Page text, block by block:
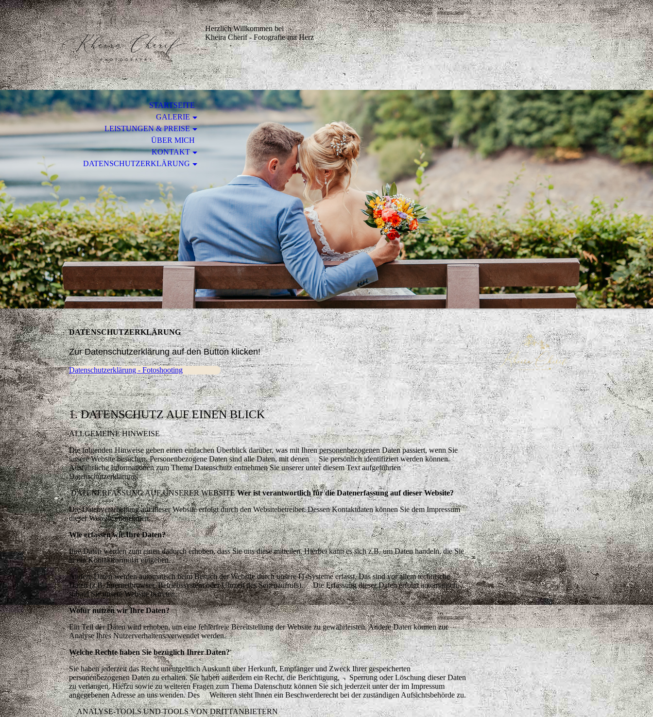
Herzlich Willkommen bei
Kheira Cherif - Fotografie mit Herz
STARTSEITE
GALERIE
LEISTUNGEN & PREISE
ÜBER MICH
KONTAKT
DATENSCHUTZERKLÄRUNG
DATENSCHUTZERKLÄRUNG
Zur Datenschutzerklärung auf den Button klicken!
Datenschutzerklärung - Fotoshooting
1. DATENSCHUTZ AUF EINEN BLICK
ALLGEMEINE HINWEISE
Die folgenden Hinweise geben einen einfachen Überblick darüber, was mit Ihren personenbezogenen Daten passiert, wenn Sie
unsere Website besuchen. Personenbezogene Daten sind alle Daten, mit denen Sie persönlich identifiziert werden können.
Ausführliche Informationen zum Thema Datenschutz entnehmen Sie unserer unter diesem Text aufgeführten
Datenschutzerklärung.
DATENERFASSUNG AUF UNSERER WEBSITEWer ist verantwortlich für die Datenerfassung auf dieser Website?
Die Datenverarbeitung auf dieser Website erfolgt durch den Websitebetreiber. Dessen Kontaktdaten können Sie dem Impressum
dieser Website entnehmen.
Wie erfassen wir Ihre Daten?
Ihre Daten werden zum einen dadurch erhoben, dass Sie uns diese mitteilen. Hierbei kann es sich z.B. um Daten handeln, die Sie
in ein Kontaktformular eingeben.
Andere Daten werden automatisch beim Besuch der Website durch unsere IT-Systeme erfasst. Das sind vor allem technische
Daten (z.B. Internetbrowser, Betriebssystem oder Uhrzeit des Seitenaufrufs). Die Erfassung dieser Daten erfolgt automatisch,
sobald Sie unsere Website betreten.
Wofür nutzen wir Ihre Daten?
Ein Teil der Daten wird erhoben, um eine fehlerfreie Bereitstellung der Website zu gewährleisten. Andere Daten können zur
Analyse Ihres Nutzerverhaltens verwendet werden.
Welche Rechte haben Sie bezüglich Ihrer Daten?
Sie haben jederzeit das Recht unentgeltlich Auskunft über Herkunft, Empfänger und Zweck Ihrer gespeicherten
personenbezogenen Daten zu erhalten. Sie haben außerdem ein Recht, die Berichtigung, Sperrung oder Löschung dieser Daten
zu verlangen. Hierzu sowie zu weiteren Fragen zum Thema Datenschutz können Sie sich jederzeit unter der im Impressum
angegebenen Adresse an uns wenden. Des Weiteren steht Ihnen ein Beschwerderecht bei der zuständigen Aufsichtsbehörde zu.
ANALYSE-TOOLS UND TOOLS VON DRITTANBIETERN